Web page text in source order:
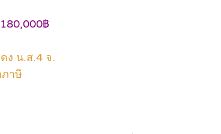
฿
ง น.ส.4 จ.
าษี